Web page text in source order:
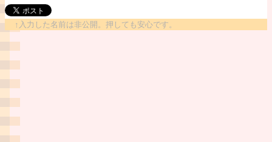
↑入力した名前は非公開。押しても安心です。